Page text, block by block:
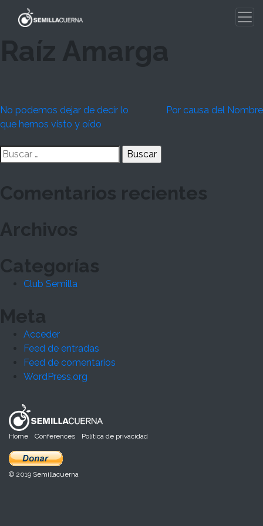
Raíz Amarga
Navegación
de
entradas
No podemos dejar de decir lo
que hemos visto y oído
Por causa del Nombre
Buscar:
Comentarios recientes
Archivos
Categorías
Club Semilla
Meta
Acceder
Feed de entradas
Feed de comentarios
WordPress.org
Home Conferences Política de privacidad
© 2019 Semillacuerna